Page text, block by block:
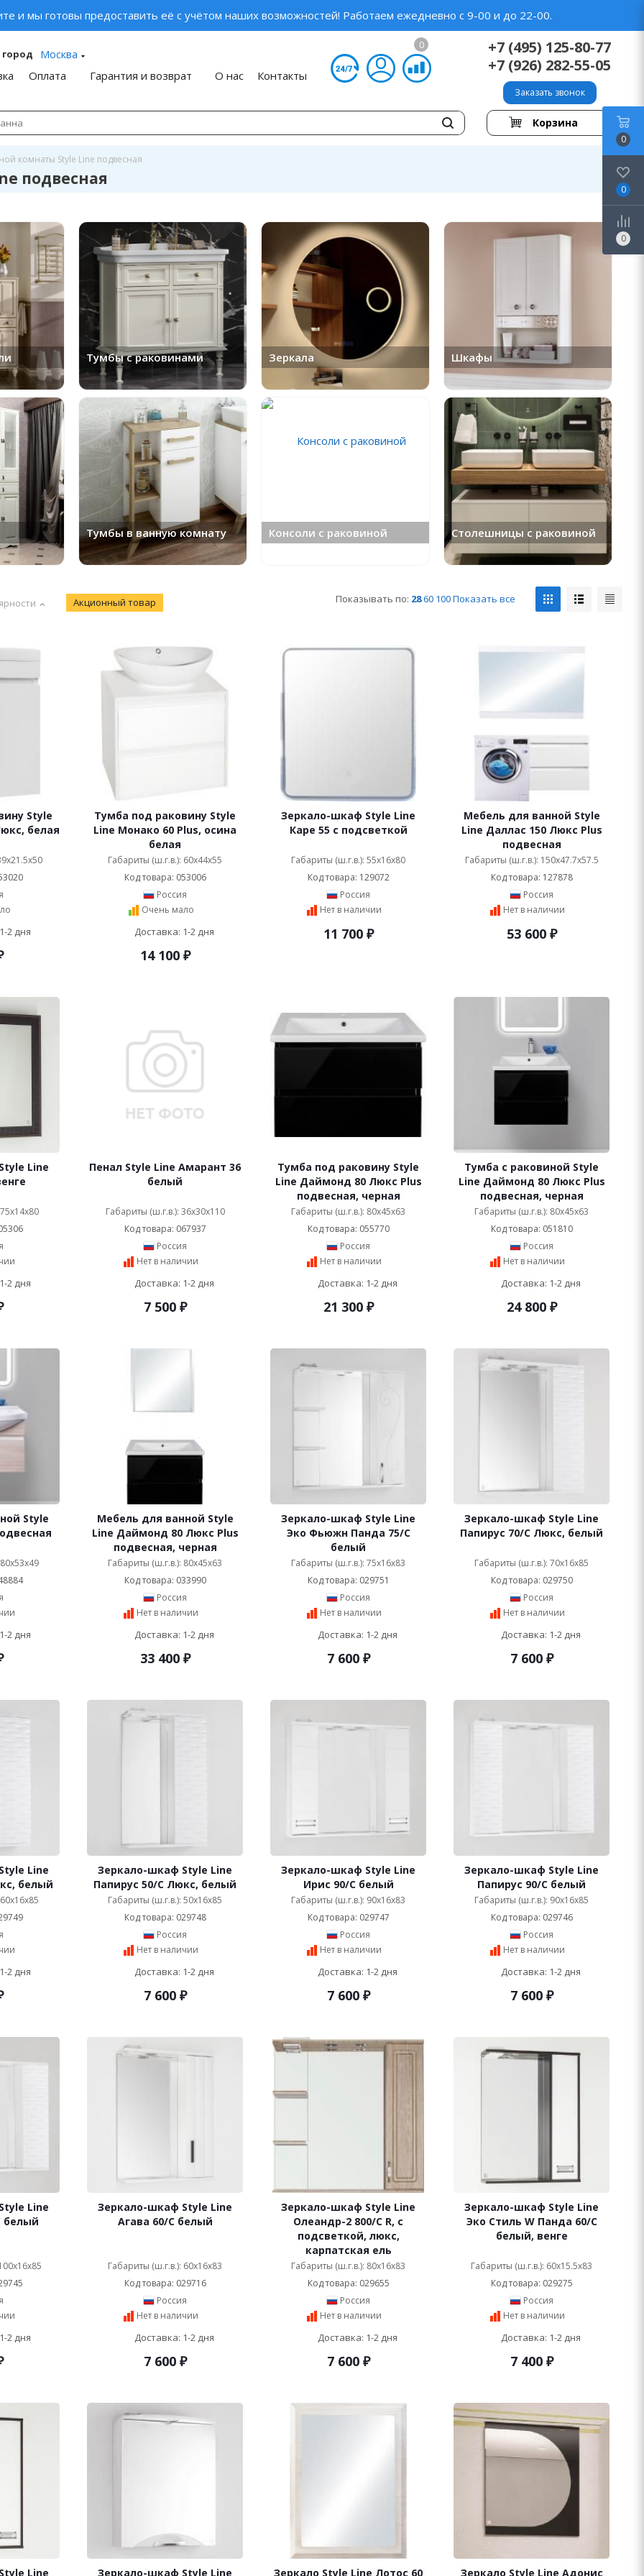
и мы готовы предоставить её с учётом наших возможностей! Работаем ежедневно с 9-00 и до 22-00.
Москва
Оплата Гарантия и возврат О нас Контакты
0
+7 (495) 125-80-77
+7 (926) 282-55-05
Заказать звонок
Корзина
комнаты Style Line подвесная
подвесная
Тумбы с раковинами Зеркала Шкафы
Тумбы в ванную комнату Консоли с раковиной Столешницы с раковиной
Акционный товар Показывать по: 28 60 100Показать все
Style
белая
2 дня
Тумба под раковину Style
Line Монако 60 Plus, осина
белая
Габариты (ш.г.в.): 60x44x55
Код товара: 053006
Россия
Очень мало
Доставка: 1-2 дня
14 100₽
Зеркало-шкаф Style Line
Каре 55 с подсветкой
Габариты (ш.г.в.): 55x16x80
Код товара: 129072
Россия
Нет в наличии
11 700₽
Мебель для ванной Style
Line Даллас 150 Люкс Plus
подвесная
Габариты (ш.г.в.): 150x47.7x57.5
Код товара: 127878
Россия
Нет в наличии
53 600₽
Line
2 дня
Пенал Style Line Амарант 36
белый
Габариты (ш.г.в.): 36x30x110
Код товара: 067937
Россия
Нет в наличии
Доставка: 1-2 дня
7 500₽
Тумба под раковину Style
Line Даймонд 80 Люкс Plus
подвесная, черная
Габариты (ш.г.в.): 80x45x63
Код товара: 055770
Россия
Нет в наличии
Доставка: 1-2 дня
21 300₽
Тумба с раковиной Style
Line Даймонд 80 Люкс Plus
подвесная, черная
Габариты (ш.г.в.): 80x45x63
Код товара: 051810
Россия
Нет в наличии
Доставка: 1-2 дня
24 800₽
Style
2 дня
Мебель для ванной Style
Line Даймонд 80 Люкс Plus
подвесная, черная
Габариты (ш.г.в.): 80x45x63
Код товара: 033990
Россия
Нет в наличии
Доставка: 1-2 дня
33 400₽
Зеркало-шкаф Style Line
Эко Фьюжн Панда 75/С
белый
Габариты (ш.г.в.): 75x16x83
Код товара: 029751
Россия
Нет в наличии
Доставка: 1-2 дня
7 600₽
Зеркало-шкаф Style Line
Папирус 70/С Люкс, белый
Габариты (ш.г.в.): 70x16x85
Код товара: 029750
Россия
Нет в наличии
Доставка: 1-2 дня
7 600₽
Line
белый
2 дня
Зеркало-шкаф Style Line
Папирус 50/С Люкс, белый
Габариты (ш.г.в.): 50x16x85
Код товара: 029748
Россия
Нет в наличии
Доставка: 1-2 дня
7 600₽
Зеркало-шкаф Style Line
Ирис 90/С белый
Габариты (ш.г.в.): 90x16x83
Код товара: 029747
Россия
Нет в наличии
Доставка: 1-2 дня
7 600₽
Зеркало-шкаф Style Line
Папирус 90/С белый
Габариты (ш.г.в.): 90x16x85
Код товара: 029746
Россия
Нет в наличии
Доставка: 1-2 дня
7 600₽
Line
белый
2 дня
Зеркало-шкаф Style Line
Агава 60/С белый
Габариты (ш.г.в.): 60x16x83
Код товара: 029716
Россия
Нет в наличии
Доставка: 1-2 дня
7 600₽
Зеркало-шкаф Style Line
Олеандр-2 800/С R, с
подсветкой, люкс,
карпатская ель
Габариты (ш.г.в.): 80x16x83
Код товара: 029655
Россия
Нет в наличии
Доставка: 1-2 дня
7 600₽
Зеркало-шкаф Style Line
Эко Стиль W Панда 60/С
белый, венге
Габариты (ш.г.в.): 60x15.5x83
Код товара: 029275
Россия
Нет в наличии
Доставка: 1-2 дня
7 400₽
Line Зеркало-шкаф Style Line Зеркало Style Line Лотос 60 Зеркало Style Line Адонис
0
0
0